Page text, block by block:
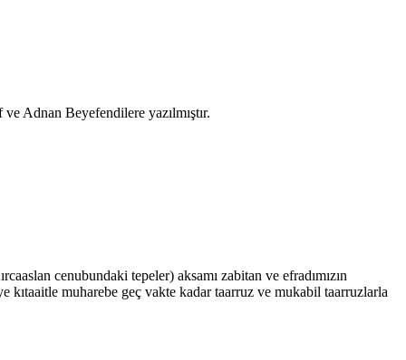
Adnan Beyefendilere yazılmıştır.
cenubundaki tepeler) aksamı zabitan ve efradımızın
muharebe geç vakte kadar taarruz ve mukabil taarruzlarla